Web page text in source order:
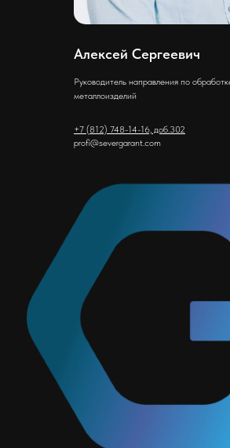
Алексей Сергеевич
Руководитель направления по
металлоизделий
+7 (812) 748-14-16, доб.302
profi@severgarant.com